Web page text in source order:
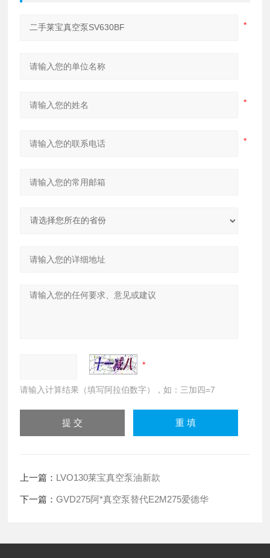
请输入计算结果（填写阿拉伯数字），如：三加四=7
上一篇： LVO130莱宝真空泵油新款
下一篇：GVD275阿*真空泵替代E2M275爱德华